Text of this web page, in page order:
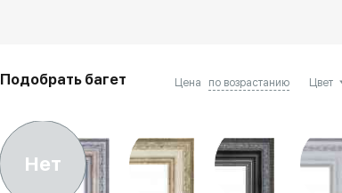
Подобрать багет Цена по возрастанию
Нет